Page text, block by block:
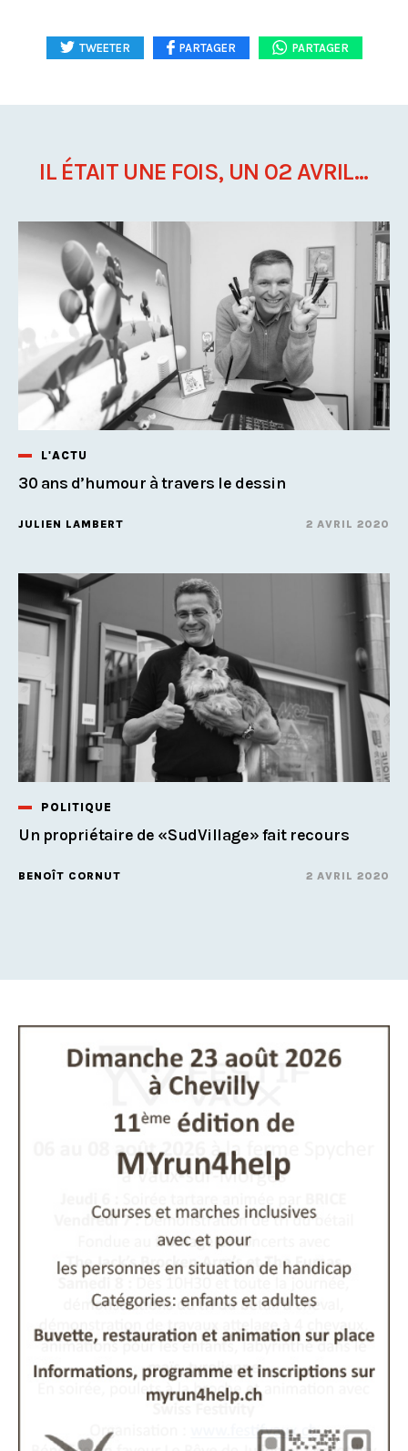
TWEETER PARTAGER PARTAGER
IL ÉTAIT UNE FOIS, UN 02 AVRIL...
L'ACTU
30 ans d’humour à travers le dessin
JULIEN LAMBERT 2 AVRIL 2020
POLITIQUE
Un propriétaire de «SudVillage» fait recours
BENOÎT CORNUT 2 AVRIL 2020